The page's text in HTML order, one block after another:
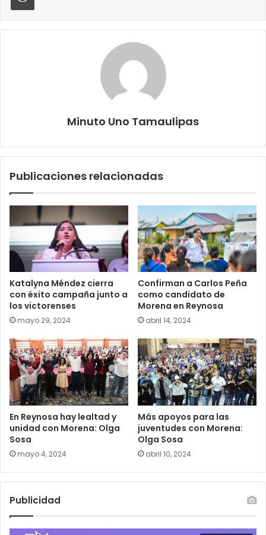
Minuto Uno Tamaulipas
Publicaciones relacionadas
Katalyna Méndez cierra
con éxito campaña junto a
los victorenses
mayo 29, 2024
Confirman a Carlos Peña
como candidato de
Morena en Reynosa
abril 14, 2024
En Reynosa hay lealtad y
unidad con Morena: Olga
Sosa
mayo 4, 2024
Más apoyos para las
juventudes con Morena:
Olga Sosa
abril 10, 2024
Publicidad